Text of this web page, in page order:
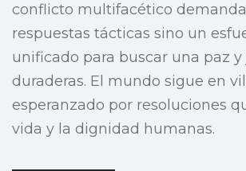
conflicto multifacético
respuestas tácticas sino un
unificado para buscar una paz y
duraderas. El mundo sigue en
esperanzado por resoluciones
vida y la dignidad humanas.